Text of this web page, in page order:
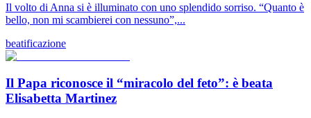
Il volto di Anna si è illuminato con uno splendido sorriso. “Quanto è
bello, non mi scambierei con nessuno”,...
beatificazione
Il Papa riconosce il “miracolo del feto”: è beata
Elisabetta Martinez